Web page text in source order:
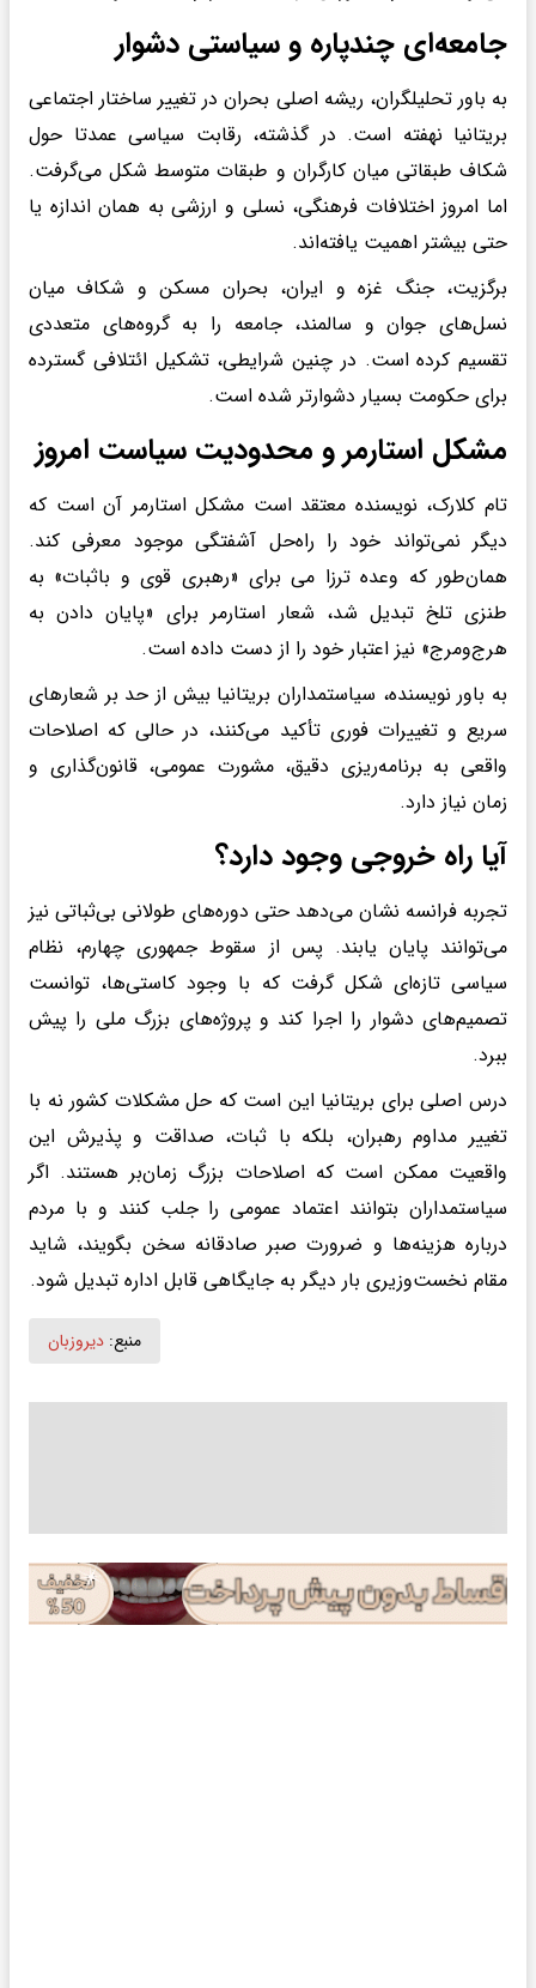
جامعه‌ای چندپاره و سیاستی دشوار
به باور تحلیلگران، ریشه اصلی بحران در تغییر ساختار اجتماعی
بریتانیا نهفته است. در گذشته، رقابت سیاسی عمدتا حول
شکاف طبقاتی میان کارگران و طبقات متوسط شکل می‌گرفت.
اما امروز اختلافات فرهنگی، نسلی و ارزشی به همان اندازه یا
حتی بیشتر اهمیت یافته‌اند.
برگزیت، جنگ غزه و ایران، بحران مسکن و شکاف میان
نسل‌های جوان و سالمند، جامعه را به گروه‌های متعددی
تقسیم کرده است. در چنین شرایطی، تشکیل ائتلافی گسترده
برای حکومت بسیار دشوارتر شده است.
مشکل استارمرو محدودیت سیاست امروز
تام کلارک، نویسنده معتقد است مشکل استارمر آن است که
دیگر نمی‌تواند خود را راه‌حل آشفتگی موجود معرفی کند.
همان‌طور که وعده ترزا می برای «رهبری قوی و باثبات» به
طنزی تلخ تبدیل شد، شعار استارمر برای «پایان دادن به
هرج‌ومرج» نیز اعتبار خود را از دست داده است.
به باور نویسنده، سیاستمداران بریتانیا بیش از حد بر شعارهای
سریع و تغییرات فوری تأکید می‌کنند، در حالی که اصلاحات
واقعی به برنامه‌ریزی دقیق، مشورت عمومی، قانون‌گذاری و
زمان نیاز دارد.
آیا راه خروجی وجود دارد؟
تجربه فرانسه نشان می‌دهد حتی دوره‌های طولانی بی‌ثباتی نیز
می‌توانند پایان یابند. پس از سقوط جمهوری چهارم، نظام
سیاسی تازه‌ای شکل گرفت که با وجود کاستی‌ها، توانست
تصمیم‌های دشوار را اجرا کند و پروژه‌های بزرگ ملی را پیش
ببرد.
درس اصلی برای بریتانیا این است که حل مشکلات کشور نه با
تغییر مداوم رهبران، بلکه با ثبات، صداقت و پذیرش این
واقعیت ممکن است که اصلاحات بزرگ زمان‌بر هستند. اگر
سیاستمداران بتوانند اعتماد عمومی را جلب کنند و با مردم
درباره هزینه‌ها و ضرورت صبر صادقانه سخن بگویند، شاید
مقام نخست‌وزیری بار دیگر به جایگاهی قابل اداره تبدیل شود.
منبع: دیروزبان